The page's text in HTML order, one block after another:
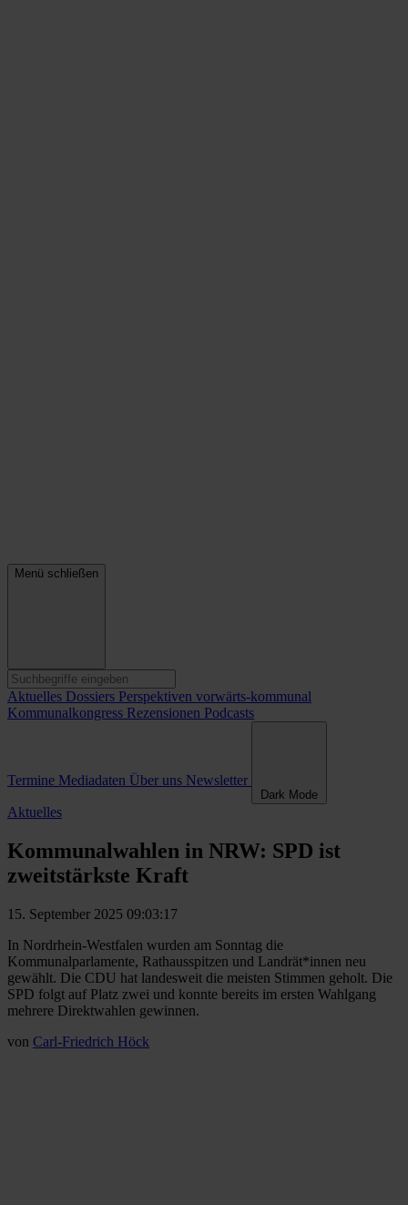
Menü schließen
Aktuelles Dossiers Perspektiven vorwärts-kommunal
Kommunalkongress Rezensionen Podcasts
Termine Mediadaten Über uns Newsletter
Dark Mode
Aktuelles
Kommunalwahlen in NRW: SPD ist
zweitstärkste Kraft
15. September 2025 09:03:17
In Nordrhein-Westfalen wurden am Sonntag die
Kommunalparlamente, Rathausspitzen und Landrät*innen neu
gewählt. Die CDU hat landesweit die meisten Stimmen geholt. Die
SPD folgt auf Platz zwei und konnte bereits im ersten Wahlgang
mehrere Direktwahlen gewinnen.
von Carl-Friedrich Höck